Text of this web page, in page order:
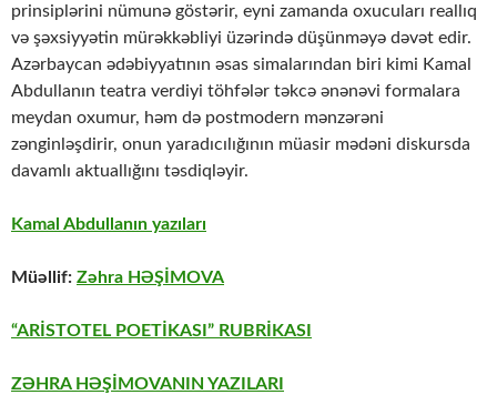
prinsiplərini nümunə göstərir, eyni zamanda oxucuları reallıq
və şəxsiyyətin mürəkkəbliyi üzərində düşünməyə dəvət edir.
Azərbaycan ədəbiyyatının əsas simalarından biri kimi Kamal
Abdullanın teatra verdiyi töhfələr təkcə ənənəvi formalara
meydan oxumur, həm də postmodern mənzərəni
zənginləşdirir, onun yaradıcılığının müasir mədəni diskursda
davamlı aktuallığını təsdiqləyir.
Kamal Abdullanın yazıları
Müəllif: Zəhra HƏŞİMOVA
“ARİSTOTEL POETİKASI” RUBRİKASI
ZƏHRA HƏŞİMOVANIN YAZILARI